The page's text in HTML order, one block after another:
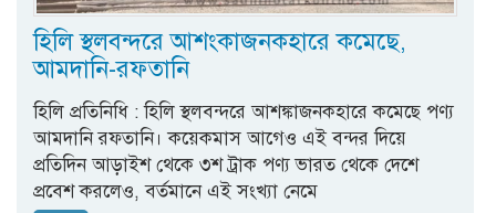
হিলি স্থলবন্দরে আশংকাজনকহারে কমেছে,
আমদানি-রফতানি
হিলি প্রতিনিধি : হিলি স্থলবন্দরে আশঙ্কাজনকহারে কমেছে পণ্য
আমদানি রফতানি। কয়েকমাস আগেও এই বন্দর দিয়ে
প্রতিদিন আড়াইশ থেকে ৩শ ট্রাক পণ্য ভারত থেকে দেশে
প্রবেশ করলেও, বর্তমানে এই সংখ্যা নেমে